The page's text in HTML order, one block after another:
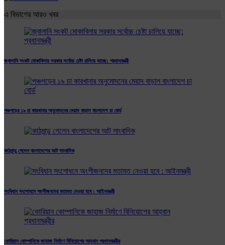
এ বিভাগের আরও খবর
জ্বালানি সংকট মোকাবিলায় সরকার সর্বোচ্চ চেষ্টা চালিয়ে যাচ্ছে: প্রধানমন্ত্রী
পঞ্চগড়ের ১৯ চা কারখানার অনুমোদনের মেয়াদ বাড়াল বাংলাদেশ চা বোর্ড
কাঠমান্ডু গেলেন বাংলাদেশের আট সাংবাদিক
সংবিধান সংশোধনে অংশীজনদের মতামত নেওয়া হবে : আইনমন্ত্রী
কোরিয়ান কোম্পানিকে জাহাজ নির্মাণে বিনিয়োগের আহ্বান প্রধানমন্ত্রীর